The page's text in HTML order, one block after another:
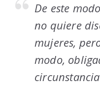
De este
no quiere
mujeres,
modo,